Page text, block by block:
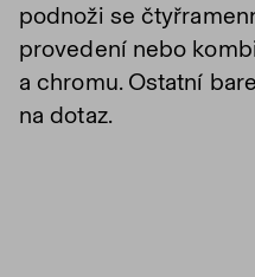
podnoži se
provedení nebo
a chromu. Ostatní
na dotaz.